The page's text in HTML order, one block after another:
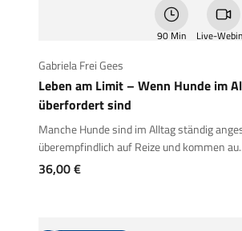
90 Min Live-
Gabriela Frei Gees
Leben am Limit – Wenn Hunde im
überfordert sind
Manche Hunde sind im Alltag ständig
überempfindlich auf Reize und kommen
Angebot
36,00 €